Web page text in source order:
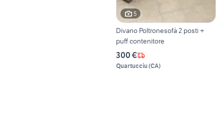
5
Divano Poltronesofà 2 posti +
puff contenitore
300 €
Quartucciu(CA)